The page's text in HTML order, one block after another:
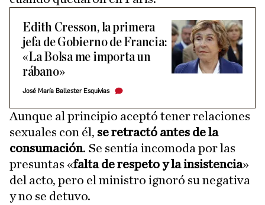
Edith Cresson, la primera
jefa de Gobierno de Francia:
«La Bolsa me importa un
rábano»
José María Ballester Esquivias
Aunque al principio aceptó tener relaciones
sexuales con él, se retractó antes de la
consumación. Se sentía incomoda por las
presuntas «falta de respeto y la insistencia»
del acto, pero el ministro ignoró su negativa
y no se detuvo.